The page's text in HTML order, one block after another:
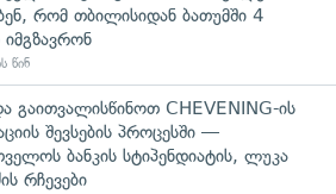
რომ თბილისიდან ბათუმში 4
იმგზავრონ
წინ
გაითვალისწინოთ CHEVENING-ის
შევსების პროცესში —
ბანკის სტიპენდიატის, ლუკა
რჩევები